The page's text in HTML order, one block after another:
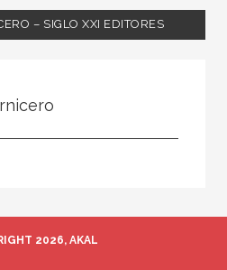
– SIGLO XXI EDITORES
2026, AKAL